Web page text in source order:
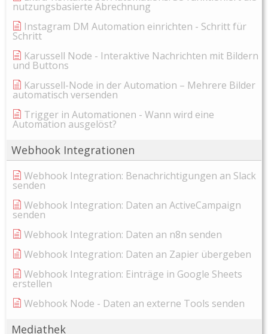
nutzungsbasierte Abrechnung
Instagram DM Automation einrichten - Schritt für
Schritt
Karussell Node - Interaktive Nachrichten mit Bildern
und Buttons
Karussell-Node in der Automation – Mehrere Bilder
automatisch versenden
Trigger in Automationen - Wann wird eine
Automation ausgelöst?
Webhook Integrationen
Webhook Integration: Benachrichtigungen an Slack
senden
Webhook Integration: Daten an ActiveCampaign
senden
Webhook Integration: Daten an n8n senden
Webhook Integration: Daten an Zapier übergeben
Webhook Integration: Einträge in Google Sheets
erstellen
Webhook Node - Daten an externe Tools senden
Mediathek